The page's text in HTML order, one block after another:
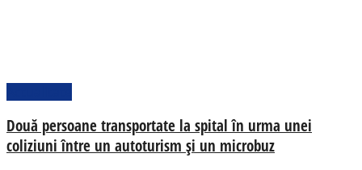
Două persoane transportate la spital în urma unei
coliziuni între un autoturism și un microbuz